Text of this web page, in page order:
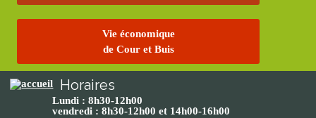
Vie économique
de Cour et Buis
Horaires
Lundi : 8h30-12h00
vendredi : 8h30-12h00 et 14h00-16h00